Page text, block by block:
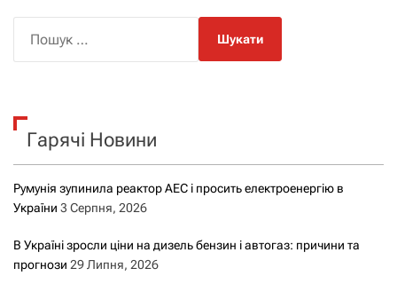
к
Гарячі Новини
Румунія зупинила реактор АЕС і просить електроенергію в
України 3 Серпня, 2026
В Україні зросли ціни на дизель бензин і автогаз: причини та
прогнози 29 Липня, 2026